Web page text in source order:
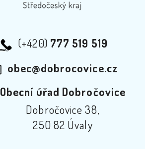
(+420) 777 519 519
obec@dobrocovice.cz
Obecní úřad Dobročovice
Dobročovice 38,
250 82 Úvaly